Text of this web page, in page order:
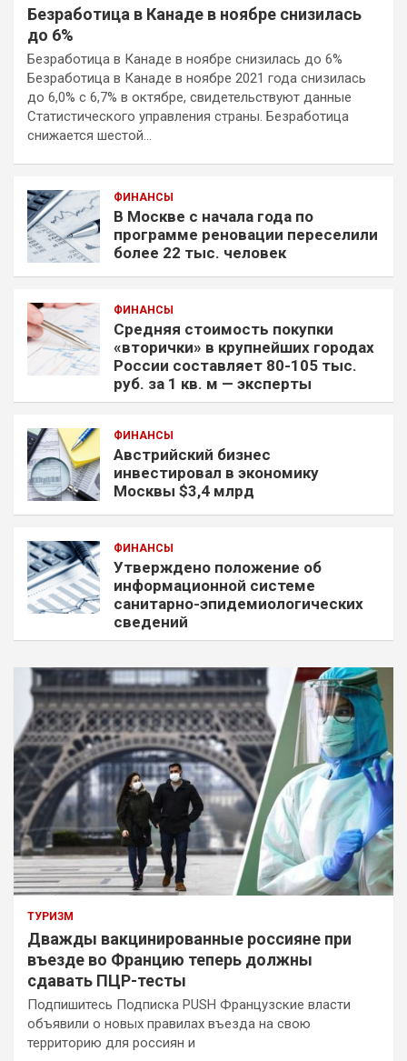
Безработица в Канаде в ноябре снизилась
до 6%
Безработица в Канаде в ноябре снизилась до 6%
Безработица в Канаде в ноябре 2021 года снизилась
до 6,0% с 6,7% в октябре, свидетельствуют данные
Статистического управления страны. Безработица
снижается шестой…
ФИНАНСЫ
В Москве с начала года по
программе реновации переселили
более 22 тыс. человек
ФИНАНСЫ
Средняя стоимость покупки
«вторички» в крупнейших городах
России составляет 80-105 тыс.
руб. за 1 кв. м — эксперты
ФИНАНСЫ
Австрийский бизнес
инвестировал в экономику
Москвы $3,4 млрд
ФИНАНСЫ
Утверждено положение об
информационной системе
санитарно-эпидемиологических
сведений
ТУРИЗМ
Дважды вакцинированные россияне при
въезде во Францию теперь должны
сдавать ПЦР-тесты
Подпишитесь Подписка PUSH Французские власти
объявили о новых правилах въезда на свою
территорию для россиян и